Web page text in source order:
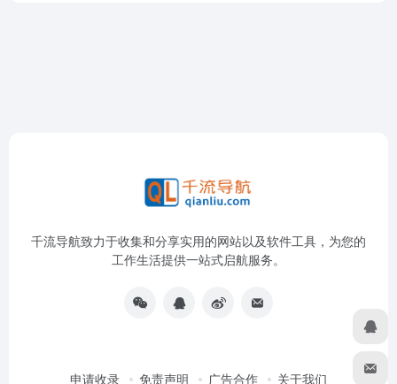
千流导航致力于收集和分享实用的网站以及软件工具，为您的
工作生活提供一站式启航服务。
申请收录 免责声明 广告合作 关于我们